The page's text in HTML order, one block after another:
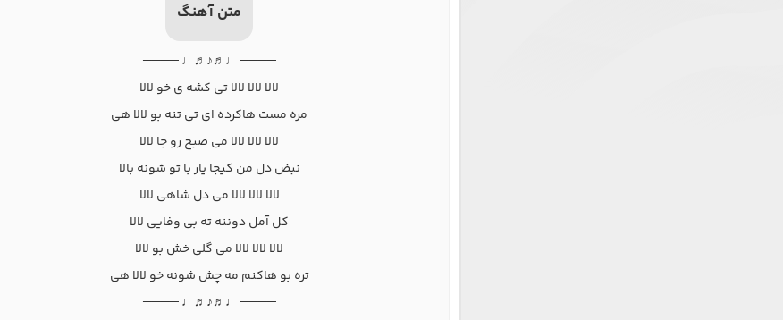
متن آهنگ
──── ♩♬♪♬♩ ────
لالا لالا لالا تی کشه ی خو لالا
مره مست هاکرده ای تی تنه بو لالا هی
لالا لالا لالا می صبح رو جا لالا
نبض دل من کیجا یار با تو شونه بالا
لالا لالا لالا می دل شاهی لالا
کل آمل دوننه ته بی وفایی لالا
لالا لالا لالا می گلی خش بو لالا
تره بو هاکنم مه چش شونه خو لالا هی
──── ♩♬♪♬♩ ────